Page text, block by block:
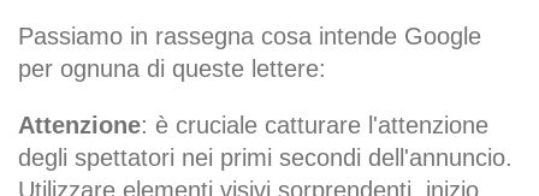
Passiamo in rassegna cosa intende Google
per ognuna di queste lettere:
Attenzione: è cruciale catturare l'attenzione
degli spettatori nei primi secondi dell'annuncio.
Utilizzare elementi visivi sorprendenti, inizio